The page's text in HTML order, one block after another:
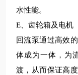
水性能。
E、齿轮箱及电机
回流泵通过高效
体成为一体，为
渡，从而保证高